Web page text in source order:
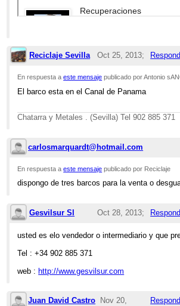
Reciclaje Sevilla Oct 25, 2013;
11:07am
Re: VENTA DE
En respuesta aeste mensaje publicado por Antonio
El barco esta en el Canal de Panama
Chatarra y Metales . (Sevilla) Tel 902 885 371
carlosmarquardt@hotmail.com
2013;
4:16pm
En respuesta aeste mensaje publicado por Reciclaje
dispongo de tres barcos para la venta o
Gesvilsur Sl Oct 28, 2013;
4:26pm
usted es elo vendedor o intermediario y que
Tel : +34 902 885 371
web : http://www.gesvilsur.com
Juan David Castro Nov 20,